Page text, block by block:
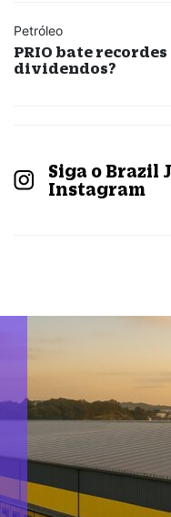
Petróleo
PRIO bate
dividendos?
Siga o Brazil
Instagram